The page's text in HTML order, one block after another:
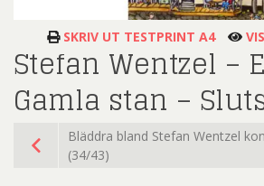
SKRIV UT TESTPRINT A4
Stefan Wentzel –
Gamla stan –
Bläddra bland Stefan Wentzel
(34/43)